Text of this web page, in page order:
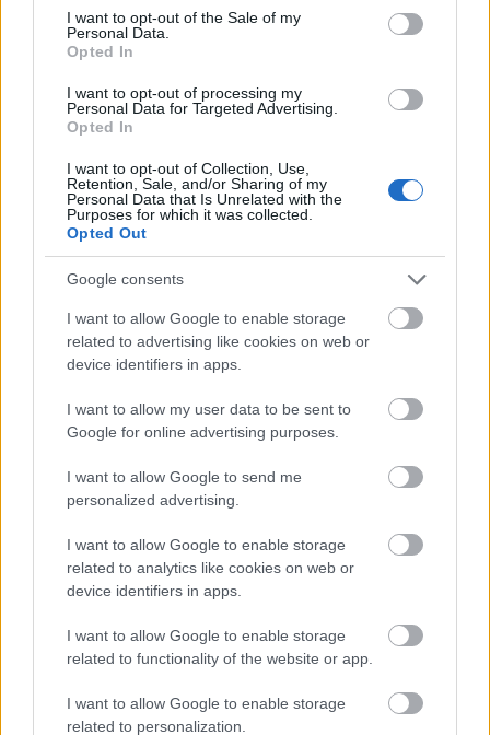
consent section.
I want to opt-out of the Sale of my
Personal Data.
Opted In
I want to opt-out of processing my
Personal Data for Targeted Advertising.
Opted In
I want to opt-out of Collection, Use,
Retention, Sale, and/or Sharing of my
Personal Data that Is Unrelated with the
Purposes for which it was collected.
Opted Out
Google consents
I want to allow Google to enable storage
related to advertising like cookies on web or
device identifiers in apps.
I want to allow my user data to be sent to
Google for online advertising purposes.
I want to allow Google to send me
personalized advertising.
I want to allow Google to enable storage
related to analytics like cookies on web or
device identifiers in apps.
I want to allow Google to enable storage
related to functionality of the website or app.
I want to allow Google to enable storage
related to personalization.
A párom, aki később a feleségem is lett, 1997-
ben munkát kapott Kanadában. Két év múlva
kiköltöztem én is. Azelőtt egy légitársaság
utazási irodájában dolgoztam, annyi közöm volt
csak a fotózáshoz, mint egy átlagembernek.
Nagyon untam magam Kanadában, kezdenem
kellett magammal valamit. Nem tudtam még
hivatalosan munkát vállalni, de otthon sem
akartam ülni. Vettem egy fényképezőgépet és
elkezdtem felfedezni Calgary utcáit. Sok
hajléktalan emberreltalálkoztam, akikkel
beszélgettem, vittem nekik ételt, italt, majd
amikor úgy éreztem, megbíznak bennem,
megkérdeztem tőlük, hogy lefotózhatom-e őket.
Az egyik ilyen képemet 1999-ben beküldtem egy
Fujifilm-fotópályázatra, Mr. Anderson volt a
fotó címe. A férfi tizennyolc éve élt már az
utcán. A fotón rajta van a keze is, amelyen ott
van a fájdalom, az egész életének a lenyomata. A
Fujifilm Kanada legjobb fotósának titulált, és